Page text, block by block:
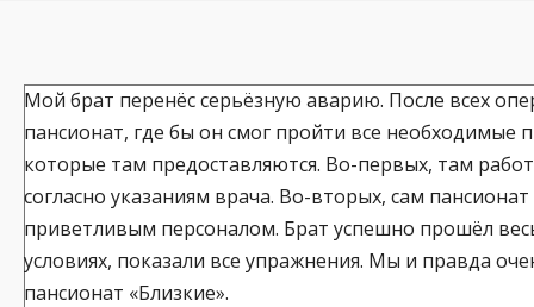
Мой брат перенёс серьёзную аварию. После всех
пансионат, где бы он смог пройти все необходимые
которые там предоставляются. Во-первых, там
согласно указаниям врача. Во-вторых, сам
приветливым персоналом. Брат успешно прошёл
условиях, показали все упражнения. Мы и правда
пансионат «Близкие».